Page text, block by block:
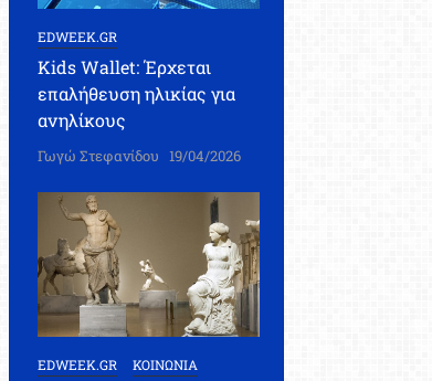
EDWEEK.GR
Kids Wallet: Έρχεται
επαλήθευση ηλικίας για
ανηλίκους
Γωγώ Στεφανίδου 19/04/2026
EDWEEK.GR ΚΟΙΝΩΝΙΑ